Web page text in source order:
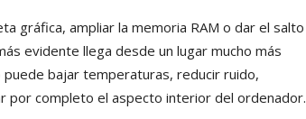
gráfica, ampliar la memoria RAM o dar el salto
evidente llega desde un lugar mucho más
bajar temperaturas, reducir ruido,
por completo el aspecto interior del ordenador.